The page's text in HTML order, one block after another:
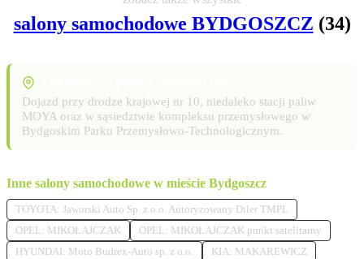
salony samochodowe BYDGOSZCZ (34)
Dojazd przy drodze krajowej nr 10, niedaleko stacji paliw
MOYA oraz w sąsiedztwie kompleksu przemysłowego w
Bydgoskim Parku Przemysłowo-Technologicznym.
Inne salony samochodowe w mieście Bydgoszcz
TOYOTA: Jaworski Auto Sp. z o.o. Autoryzowany Diler TMPL
OPEL: MIKOŁAJCZAK
OPEL: MIKOŁAJCZAK punkt satelitarny
HYUNDAI: Moto Budrex-Auto sp. z o.o.
KIA: MAKAREWICZ